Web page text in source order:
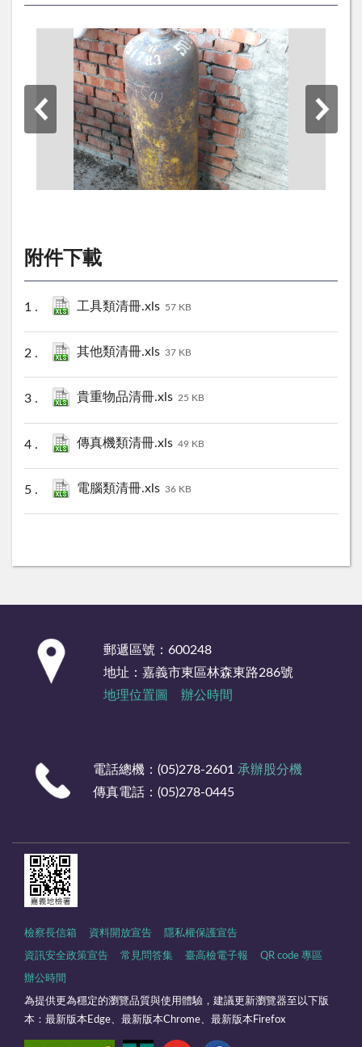
附件下載
工具類清冊.xls 57 KB
其他類清冊.xls 37 KB
貴重物品清冊.xls 25 KB
傳真機類清冊.xls 49 KB
電腦類清冊.xls 36 KB
郵遞區號：600248
地址：嘉義市東區林森東路286號
地理位置圖
辦公時間
電話總機：(05)278-2601 承辦股分機
傳真電話：(05)278-0445
檢察長信箱 資料開放宣告 隱私權保護宣告
資訊安全政策宣告 常見問答集 臺高檢電子報 QR code 專區
辦公時間
為提供更為穩定的瀏覽品質與使用體驗，建議更新瀏覽器至以下版
本：最新版本Edge、最新版本Chrome、最新版本Firefox